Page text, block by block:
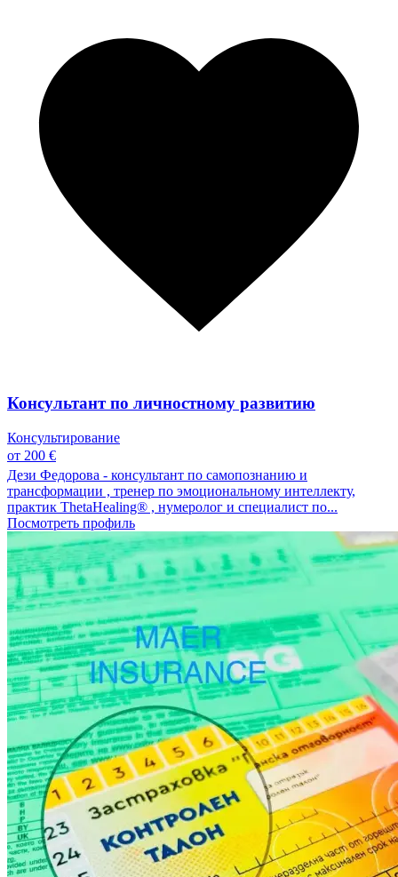
Консультант по личностному развитию
Консультирование
от 200 €
Дези Федорова - консультант по самопознанию и
трансформации , тренер по эмоциональному интеллекту,
практик ThetaHealing® , нумеролог и специалист по...
Посмотреть профиль